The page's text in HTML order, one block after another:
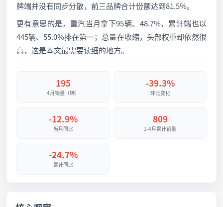
牌端并没有同步分散，前三品牌合计份额达到81.5%。
更有意思的是，重汽当月拿下95辆、48.7%，累计端也以
445辆、55.0%排在第一；总量在收缩，头部权重却依然很
高，这是本文最需要读细的地方。
195
4月销量（辆）
-39.3%
环比变化
-12.9%
当月同比
809
1-4月累计销量
-24.7%
累计同比